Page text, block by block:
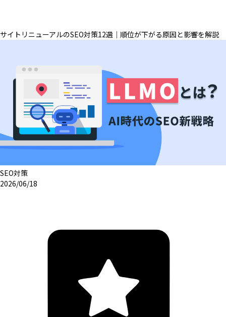
サイトリニューアルのSEO対策12選｜順位が下がる原因と影響を解説
SEO対策
2026/06/18